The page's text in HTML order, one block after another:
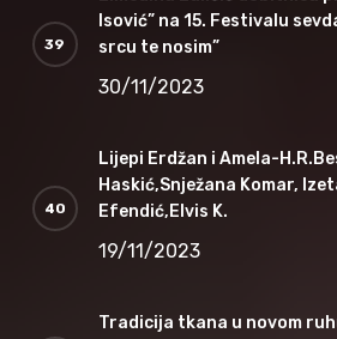
Isović” na 15. Festivalu
srcu te nosim”
30/11/2023
Lijepi Erdžan i Amela-
Haskić,Snježana Komar,
Efendić,Elvis K.
19/11/2023
Tradicija tkana u novom